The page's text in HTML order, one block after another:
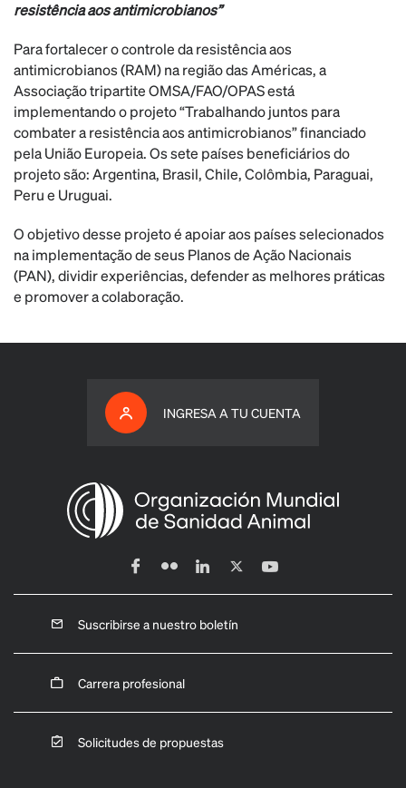
resistência aos antimicrobianos”
Para fortalecer o controle da resistência aos
antimicrobianos (RAM) na região das Américas, a
Associação tripartite OMSA/FAO/OPAS está
implementando o projeto “Trabalhando juntos para
combater a resistência aos antimicrobianos” financiado
pela União Europeia. Os sete países beneficiários do
projeto são: Argentina, Brasil, Chile, Colômbia, Paraguai,
Peru e Uruguai.
O objetivo desse projeto é apoiar aos países selecionados
na implementação de seus Planos de Ação Nacionais
(PAN), dividir experiências, defender as melhores práticas
e promover a colaboração.
INGRESA A TU CUENTA
Suscribirse a nuestro boletín
Carrera profesional
Solicitudes de propuestas